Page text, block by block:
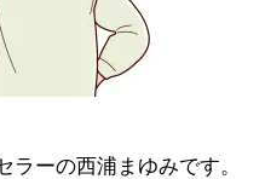
ーの西浦まゆみです。